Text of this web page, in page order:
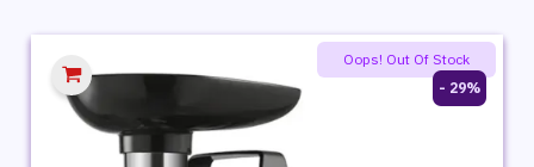
1,699 ج.م.
1,139 ج.م.
29% -
Oops! Out Of Stock